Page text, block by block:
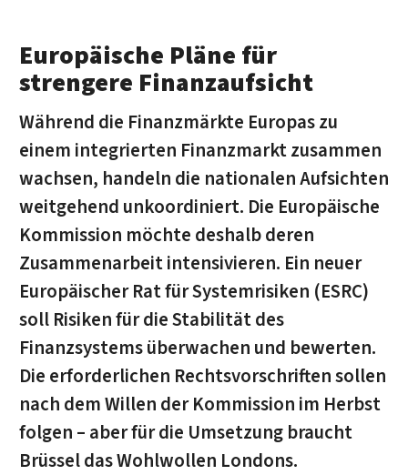
Europäische Pläne für
strengere Finanzaufsicht
Während die Finanzmärkte Europas zu
einem integrierten Finanzmarkt zusammen
wachsen, handeln die nationalen Aufsichten
weitgehend unkoordiniert. Die Europäische
Kommission möchte deshalb deren
Zusammenarbeit intensivieren. Ein neuer
Europäischer Rat für Systemrisiken (ESRC)
soll Risiken für die Stabilität des
Finanzsystems überwachen und bewerten.
Die erforderlichen Rechtsvorschriften sollen
nach dem Willen der Kommission im Herbst
folgen – aber für die Umsetzung braucht
Brüssel das Wohlwollen Londons.